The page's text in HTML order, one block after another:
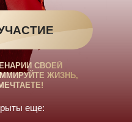
еще:
СВОЕЙ
ЖИЗНЬ,